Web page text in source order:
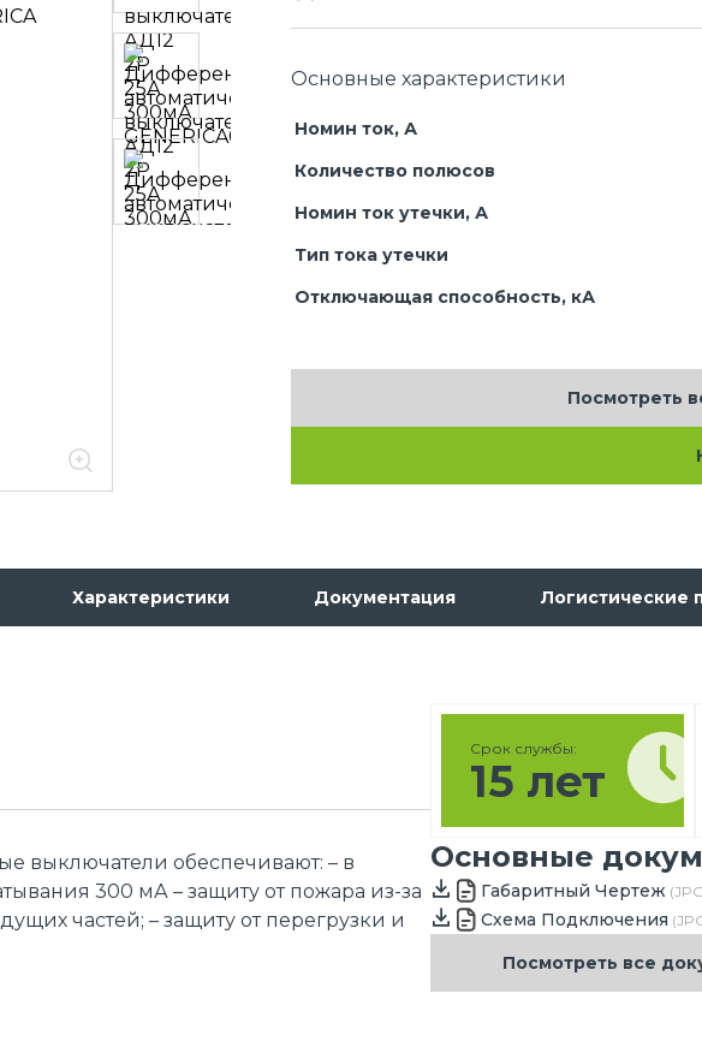
Основные характеристики
Номин ток, А
Количество полюсов
Номин ток утечки, А
Тип тока утечки
Отключающая способность, кА
Посмотреть
Характеристики Документация Логистические
выключатели обеспечивают: – в
300 мА – защиту от пожара из-за
частей; – защиту от перегрузки и
Срок службы:
15 лет
Основные
Габаритный Чертеж
Схема Подключения
Посмотреть все